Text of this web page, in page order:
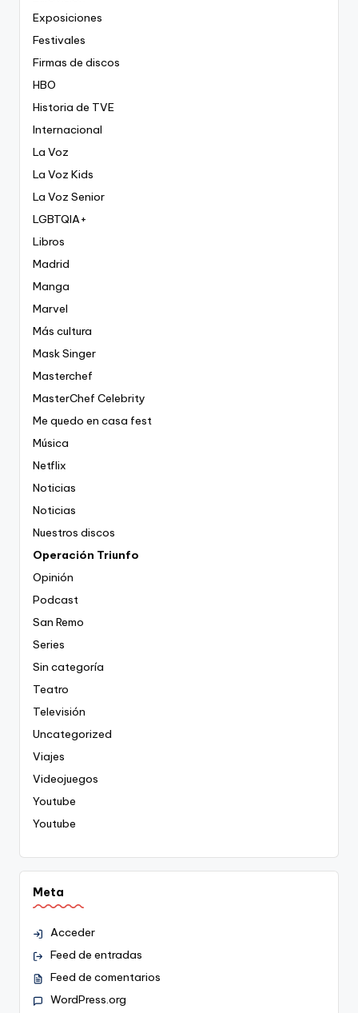
Exposiciones
Festivales
Firmas de discos
HBO
Historia de TVE
Internacional
La Voz
La Voz Kids
La Voz Senior
LGBTQIA+
Libros
Madrid
Manga
Marvel
Más cultura
Mask Singer
Masterchef
MasterChef Celebrity
Me quedo en casa fest
Música
Netflix
Noticias
Noticias
Nuestros discos
Operación Triunfo
Opinión
Podcast
San Remo
Series
Sin categoría
Teatro
Televisión
Uncategorized
Viajes
Videojuegos
Youtube
Youtube
Meta
Acceder
Feed de entradas
Feed de comentarios
WordPress.org